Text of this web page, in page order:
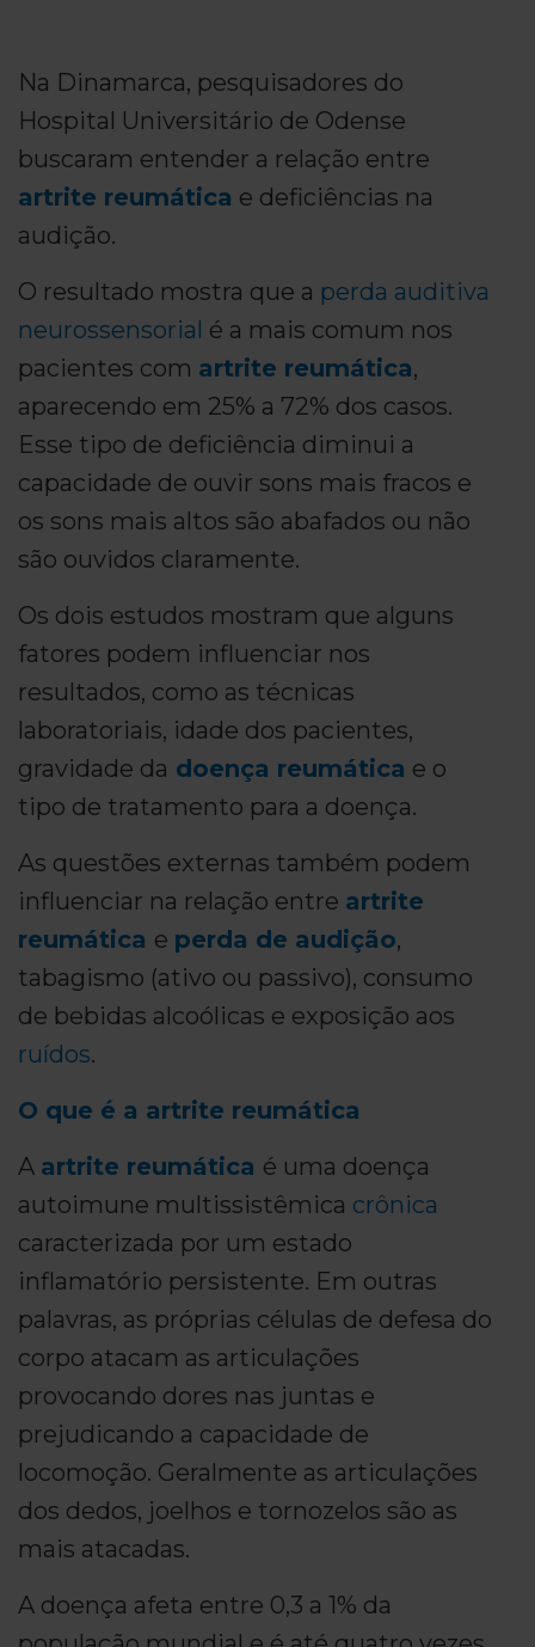
Na Dinamarca, pesquisadores do
Hospital Universitário de Odense
buscaram entender a relação entre
artrite reumática e deficiências na
audição.
O resultado mostra que a perda auditiva
neurossensorial é a mais comum nos
pacientes com artrite reumática,
aparecendo em 25% a 72% dos casos.
Esse tipo de deficiência diminui a
capacidade de ouvir sons mais fracos e
os sons mais altos são abafados ou não
são ouvidos claramente.
Os dois estudos mostram que alguns
fatores podem influenciar nos
resultados, como as técnicas
laboratoriais, idade dos pacientes,
gravidade da doença reumática e o
tipo de tratamento para a doença.
As questões externas também podem
influenciar na relação entre artrite
reumática e perda de audição,
tabagismo (ativo ou passivo), consumo
de bebidas alcoólicas e exposição aos
ruídos.
O que é a artrite reumática
A artrite reumática é uma doença
autoimune multissistêmica crônica
caracterizada por um estado
inflamatório persistente. Em outras
palavras, as próprias células de defesa do
corpo atacam as articulações
provocando dores nas juntas e
prejudicando a capacidade de
locomoção. Geralmente as articulações
dos dedos, joelhos e tornozelos são as
mais atacadas.
A doença afeta entre 0,3 a 1% da